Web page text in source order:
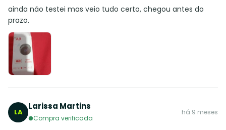
ainda não testei mas veio tudo certo, chegou antes do
prazo.
LA
Larissa Martins
Compra verificada
há 9 meses